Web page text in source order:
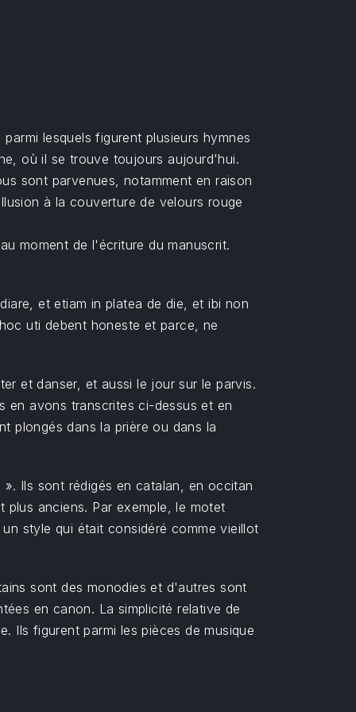
lesquels figurent plusieurs hymnes
où il se trouve toujours aujourd'hui.
sont parvenues, notamment en raison
à la couverture de velours rouge
moment de l'écriture du manuscrit.
et etiam in platea de die, et ibi non
uti debent honeste et parce, ne
et danser, et aussi le jour sur le parvis.
en avons transcrites ci-dessus et en
plongés dans la prière ou dans la
Ils sont rédigés en catalan, en occitan
plus anciens. Par exemple, le motet
style qui était considéré comme vieillot
sont des monodies et d'autres sont
en canon. La simplicité relative de
Ils figurent parmi les pièces de musique